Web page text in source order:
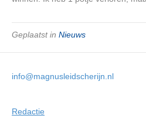
Geplaatst in Nieuws
info@magnusleidscherijn.nl
Redactie